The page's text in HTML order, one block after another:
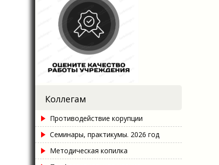
Коллегам
Противодействие корупции
Семинары, практикумы. 2026 год
Методическая копилка